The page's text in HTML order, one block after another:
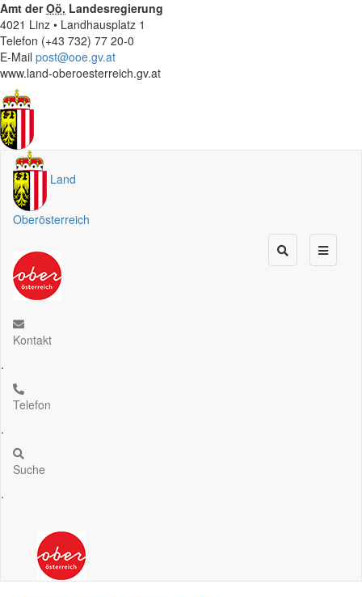
Amt derOö. Landesregierung
4021 Linz • Landhausplatz 1
Telefon (+43 732) 77 20-0
E-Mail post@ooe.gv.at
www.land-oberoesterreich.gv.at
Land
Oberösterreich
Kontakt
.
Telefon
.
Suche
.